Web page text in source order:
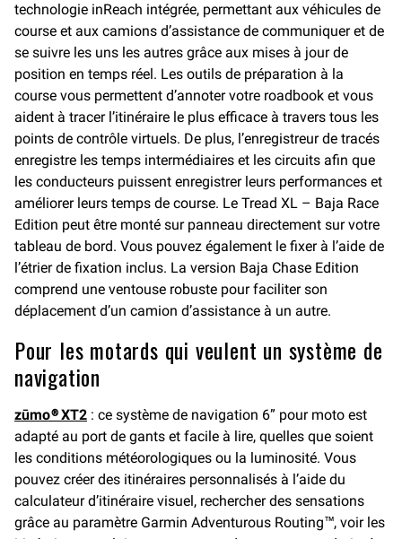
technologie inReach intégrée, permettant aux véhicules de
course et aux camions d’assistance de communiquer et de
se suivre les uns les autres grâce aux mises à jour de
position en temps réel. Les outils de préparation à la
course vous permettent d’annoter votre roadbook et vous
aident à tracer l’itinéraire le plus efficace à travers tous les
points de contrôle virtuels. De plus, l’enregistreur de tracés
enregistre les temps intermédiaires et les circuits afin que
les conducteurs puissent enregistrer leurs performances et
améliorer leurs temps de course. Le Tread XL – Baja Race
Edition peut être monté sur panneau directement sur votre
tableau de bord. Vous pouvez également le fixer à l’aide de
l’étrier de fixation inclus. La version Baja Chase Edition
comprend une ventouse robuste pour faciliter son
déplacement d’un camion d’assistance à un autre.
Pour les motards qui veulent un système de
navigation
zūmo® XT2 : ce système de navigation 6” pour moto est
adapté au port de gants et facile à lire, quelles que soient
les conditions météorologiques ou la luminosité. Vous
pouvez créer des itinéraires personnalisés à l’aide du
calculateur d’itinéraire visuel, rechercher des sensations
grâce au paramètre Garmin Adventurous Routing™, voir les